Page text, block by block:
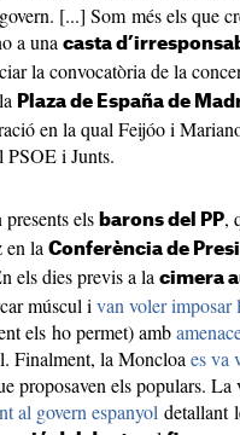
[...] Som més els que
a una casta
la convocatòria de la
Plaza de España de
en la qual Feijóo i
PSOE i Junts.
els barons del PP,
en la Conferència de
els dies previs a la cimera
múscul i van voler imposar
els ho permet) amb
Finalment, la Moncloa es va
proposaven els populars.
al govern espanyol detallant